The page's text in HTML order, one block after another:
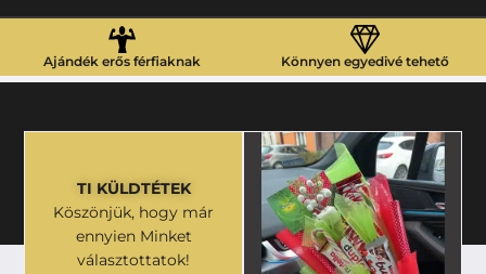
Ajándék erős férfiaknak Könnyen egyedivé tehető
TI KÜLDTÉTEK
Köszönjük, hogy már
ennyien Minket
választottatok!